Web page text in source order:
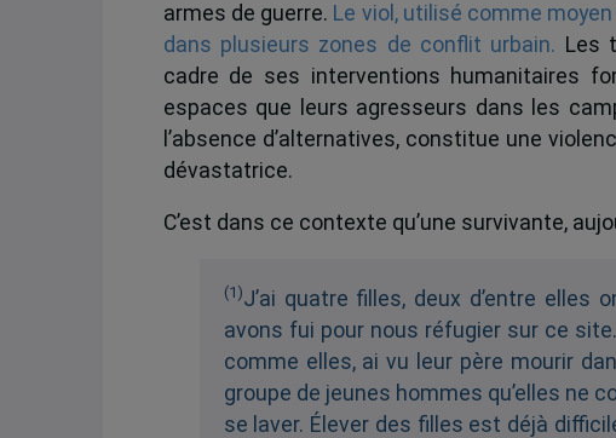
armes de guerre. Le viol, utilisé comme
dans plusieurs zones de conflit urbain. Les
cadre de ses interventions humanitaires
espaces que leurs agresseurs dans les
l’absence d’alternatives, constitue une
dévastatrice.
C’est dans ce contexte qu’une survivante,
(1)J’ai quatre filles, deux d’entre
avons fui pour nous réfugier sur ce
comme elles, ai vu leur père mourir
groupe de jeunes hommes qu’elles ne
se laver. Élever des filles est déjà